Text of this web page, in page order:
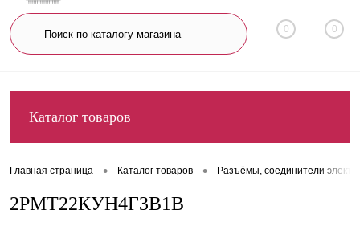
0 0
Каталог товаров
Главная страница • Каталог товаров • Разъёмы, соединители
2РМТ22КУН4Г3В1В